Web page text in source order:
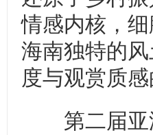
情感内核，
海南独特的
度与观赏质感
第二届亚